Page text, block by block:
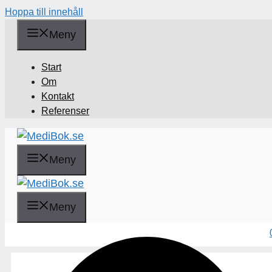
Hoppa till innehåll
Meny
Start
Om
Kontakt
Referenser
Meny
Sök
Meny